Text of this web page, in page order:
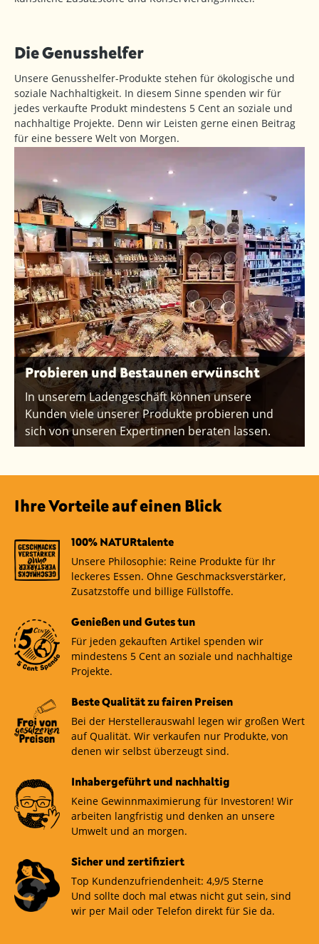
Die Genusshelfer
Unsere Genusshelfer-Produkte stehen für ökologische und
soziale Nachhaltigkeit. In diesem Sinne spenden wir für
jedes verkaufte Produkt mindestens 5 Cent an soziale und
nachhaltige Projekte. Denn wir Leisten gerne einen Beitrag
für eine bessere Welt von Morgen.
Probieren und Bestaunen erwünscht
In unserem Ladengeschäft können unsere
Kunden viele unserer Produkte probieren und
sich von unseren Expertinnen beraten lassen.
Ihre Vorteile auf einen Blick
100% NATURtalente
Unsere Philosophie: Reine Produkte für Ihr
leckeres Essen. Ohne Geschmacksverstärker,
Zusatzstoffe und billige Füllstoffe.
Genießen und Gutes tun
Für jeden gekauften Artikel spenden wir
mindestens 5 Cent an soziale und nachhaltige
Projekte.
Beste Qualität zu fairen Preisen
Bei der Herstellerauswahl legen wir großen Wert
auf Qualität. Wir verkaufen nur Produkte, von
denen wir selbst überzeugt sind.
Inhabergeführt und nachhaltig
Keine Gewinnmaximierung für Investoren! Wir
arbeiten langfristig und denken an unsere
Umwelt und an morgen.
Sicher und zertifiziert
Top Kundenzufriendenheit: 4,9/5 Sterne
Und sollte doch mal etwas nicht gut sein, sind
wir per Mail oder Telefon direkt für Sie da.